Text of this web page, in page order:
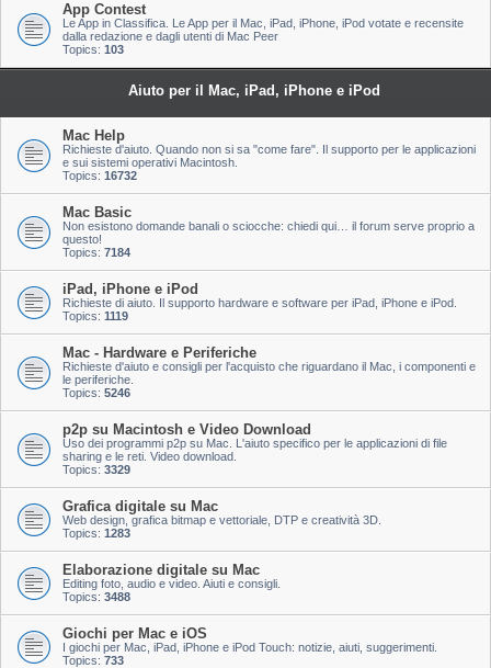
App Contest
Le App in Classifica. Le App per il Mac, iPad, iPhone, iPod votate e recensite
dalla redazione e dagli utenti di Mac Peer
Topics: 103
Aiuto per il Mac, iPad, iPhone e iPod
Mac Help
Richieste d'aiuto. Quando non si sa "come fare". Il supporto per le applicazioni
e sui sistemi operativi Macintosh.
Topics: 16732
Mac Basic
Non esistono domande banali o sciocche: chiedi qui… il forum serve proprio a
questo!
Topics: 7184
iPad, iPhone e iPod
Richieste di aiuto. Il supporto hardware e software per iPad, iPhone e iPod.
Topics: 1119
Mac - Hardware e Periferiche
Richieste d'aiuto e consigli per l'acquisto che riguardano il Mac, i componenti e
le periferiche.
Topics: 5246
p2p su Macintosh e Video Download
Uso dei programmi p2p su Mac. L'aiuto specifico per le applicazioni di file
sharing e le reti. Video download.
Topics: 3329
Grafica digitale su Mac
Web design, grafica bitmap e vettoriale, DTP e creatività 3D.
Topics: 1283
Elaborazione digitale su Mac
Editing foto, audio e video. Aiuti e consigli.
Topics: 3488
Giochi per Mac e iOS
I giochi per Mac, iPad, iPhone e iPod Touch: notizie, aiuti, suggerimenti.
Topics: 733